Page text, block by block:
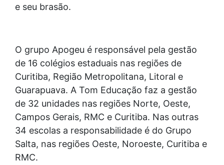
e seu brasão.
O grupo Apogeu é responsável pela gestão
de 16 colégios estaduais nas regiões de
Curitiba, Região Metropolitana, Litoral e
Guarapuava. A Tom Educação faz a gestão
de 32 unidades nas regiões Norte, Oeste,
Campos Gerais, RMC e Curitiba. Nas outras
34 escolas a responsabilidade é do Grupo
Salta, nas regiões Oeste, Noroeste, Curitiba e
RMC.